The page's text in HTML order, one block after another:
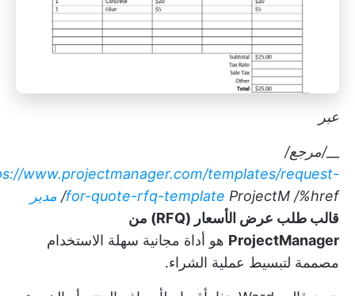
عبر
__/مرجع/
www.projectmanager.com/templates/request-
for-quote-rfq-template ProjectM /%href/
مدير
قالب طلب عرض الأسعار (RFQ) من
ProjectManager هو أداة مجانية سهلة الاستخدام
مصممة لتبسيط عملية الشراء.